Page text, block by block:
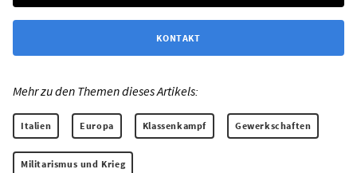
KONTAKT
Mehr zu den Themen dieses Artikels:
Italien Europa Klassenkampf Gewerkschaften
Militarismus und Krieg